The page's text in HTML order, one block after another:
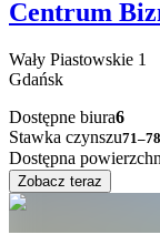
Centrum
Wały Piastowskie 1
Gdańsk
Dostępne biura6
Stawka czynszu71–78
Dostępna
Zobacz teraz